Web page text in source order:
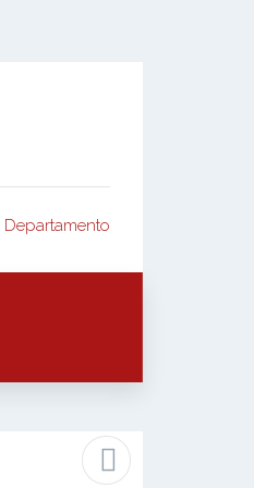
Departamento